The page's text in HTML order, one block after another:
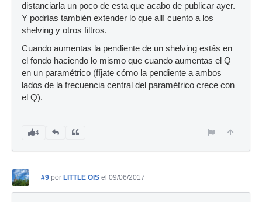
distanciarla un poco de esta que acabo de publicar ayer.
Y podrías también extender lo que allí cuento a los
shelving y otros filtros.
Cuando aumentas la pendiente de un shelving estás en
el fondo haciendo lo mismo que cuando aumentas el Q
en un paramétrico (fíjate cómo la pendiente a ambos
lados de la frecuencia central del paramétrico crece con
el Q).
4
#9 por LITTLE OIS el 09/06/2017